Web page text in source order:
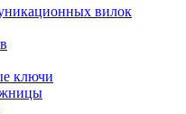
вилок
ключи